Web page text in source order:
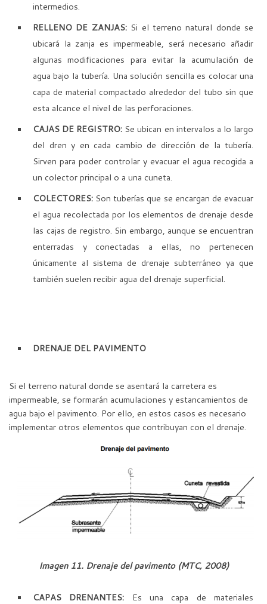
intermedios.
RELLENO DE ZANJAS:Si el terreno natural donde se
ubicará la zanja es impermeable, será necesario añadir
algunas modificaciones para evitar la acumulación de
agua bajo la tubería. Una solución sencilla es colocar una
capa de material compactado alrededor del tubo sin que
esta alcance el nivel de las perforaciones.
CAJAS DE REGISTRO: Se ubican en intervalos a lo largo
del dren y en cada cambio de dirección de la tubería.
Sirven para poder controlar y evacuar el agua recogida a
un colector principal o a una cuneta.
COLECTORES: Son tuberías que se encargan de evacuar
el agua recolectada por los elementos de drenaje desde
las cajas de registro. Sin embargo, aunque se encuentran
enterradas y conectadas a ellas, no pertenecen
únicamente al sistema de drenaje subterráneo ya que
también suelen recibir agua del drenaje superficial.
DRENAJE DEL PAVIMENTO
Si el terreno natural donde se asentará la carretera es
impermeable, se formarán acumulaciones y estancamientos de
agua bajo el pavimento. Por ello, en estos casos es necesario
implementar otros elementos que contribuyan con el drenaje.
Imagen 11. Drenaje del pavimento (MTC, 2008)
CAPAS DRENANTES:
Es una capa de materiales